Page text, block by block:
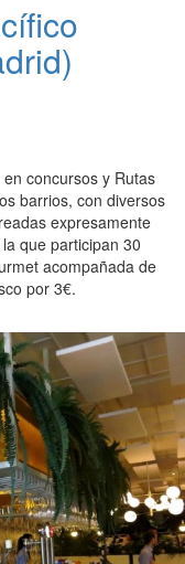
concursos y Rutas
barrios, con diversos
expresamente
que participan 30
acompañada de
por 3€.